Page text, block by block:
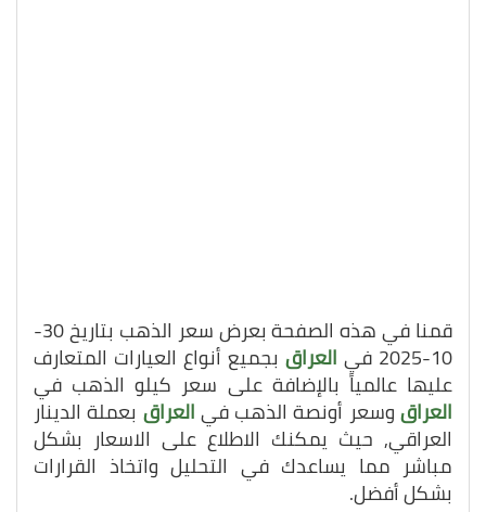
قمنا في هذه الصفحة بعرض سعر الذهب بتاريخ 30-
10-2025 في العراق بجميع أنواع العيارات المتعارف
عليها عالمياً بالإضافة على سعر كيلو الذهب في
العراقوسعر أونصة الذهب فيالعراق بعملة الدينار
العراقي, حيث يمكنك الاطلاع على الاسعار بشكل
مباشر مما يساعدك في التحليل واتخاذ القرارات
بشكل أفضل.